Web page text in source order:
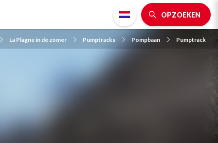
OPZOEKEN
La Plagne in de zomer Pumptracks Pompbaan Pumptrack